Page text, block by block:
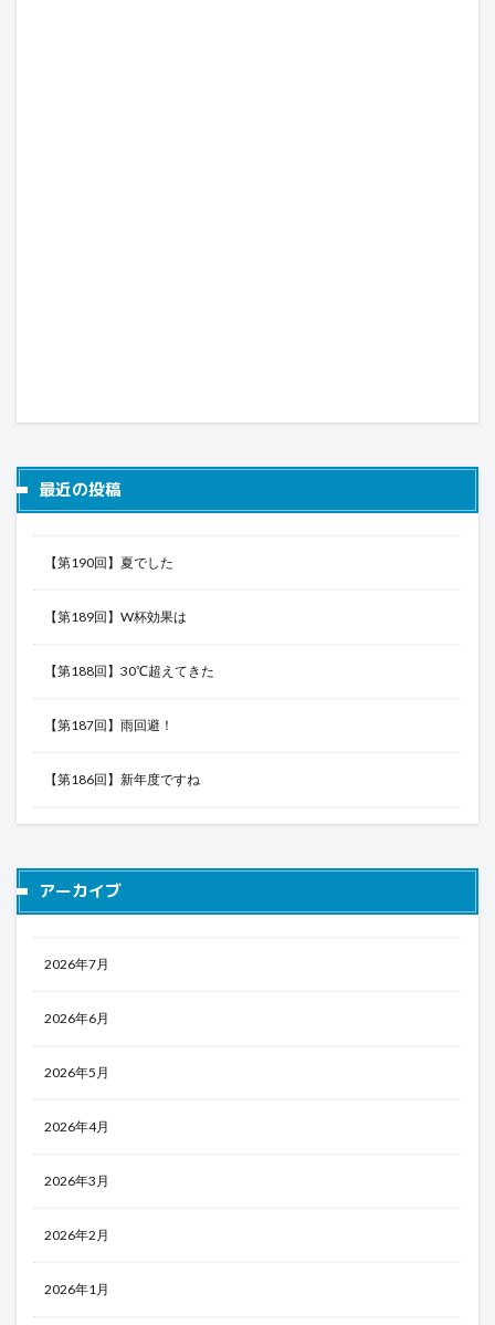
最近の投稿
【第190回】夏でした
【第189回】W杯効果は
【第188回】30℃超えてきた
【第187回】雨回避！
【第186回】新年度ですね
アーカイブ
2026年7月
2026年6月
2026年5月
2026年4月
2026年3月
2026年2月
2026年1月